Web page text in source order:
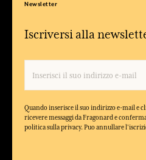
Newsletter
Iscriversi alla
Quando inserisce il suo indirizzo e-mail e
ricevere messaggi da Fragonard e
politica sulla privacy. Puo annullare